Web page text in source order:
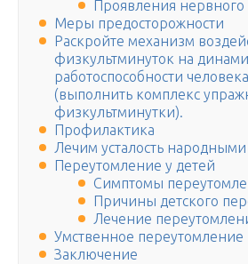
Проявления
Меры предосторожности
Раскройте механизм
физкультминуток на
работоспособности
(выполнить комплекс
физкультминутки).
Профилактика
Лечим усталость
Переутомление у детей
Симптомы
Причины детского
Лечение
Умственное переутомление
Заключение